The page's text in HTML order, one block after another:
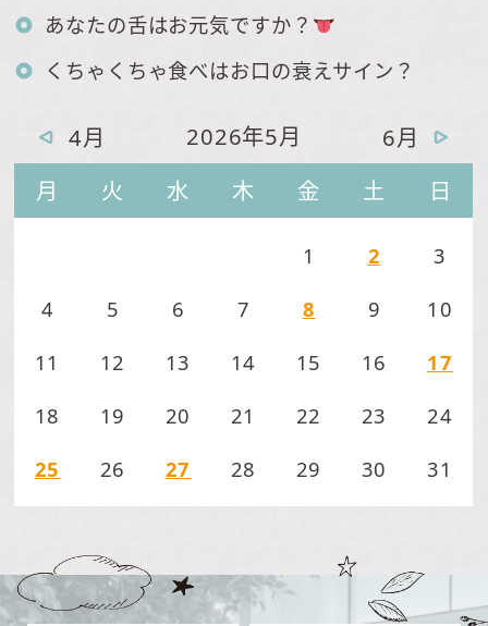
あなたの舌はお元気ですか？
くちゃくちゃ食べはお口の衰えサイン？
2026年5月
月
火 水 木 金 土 日
4月 6月
1 2
3
4
5 6 7 8 9
10
11
12 13 14 15 16
17
18
19 20 21 22 23
24
25
26 27 28 29 30 31